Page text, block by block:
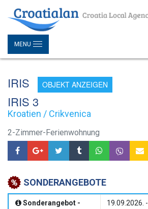
MENU
IRIS OBJEKT ANZEIGEN
IRIS 3
Kroatien / Crikvenica
2-Zimmer-Ferienwohnung
SONDERANGEBOTE
Sonderangebot -
19.09.2026. -